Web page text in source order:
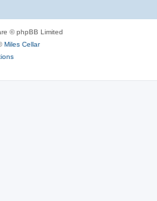
© phpBB Limited
Miles Cellar